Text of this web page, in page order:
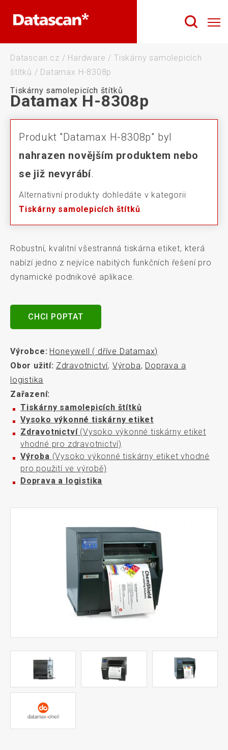
Datascan.cz / Hardware / Tiskárny samolepicích
štítků / Datamax H-8308p
Tiskárny samolepicích štítků
Datamax H-8308p
Produkt "Datamax H-8308p" byl
nahrazen novějším produktem nebo
se již nevyrábí.
Alternativní produkty dohledáte v kategorii
Tiskárny samolepicích štítků
Robustní, kvalitní všestranná tiskárna etiket, která
nabízí jedno z nejvíce nabitých funkčních řešení pro
dynamické podnikové aplikace.
CHCI POPTAT
Výrobce: Honeywell ( dříve Datamax)
Obor užití: Zdravotnictví, Výroba, Doprava a
logistika
Zařazení:
Tiskárny samolepicích štítků
Vysoko výkonné tiskárny etiket
Zdravotnictví(Vysoko výkonné tiskárny etiket
vhodné pro zdravotnictví)
Výroba (Vysoko výkonné tiskárny etiket vhodné
pro použití ve výrobě)
Doprava a logistika